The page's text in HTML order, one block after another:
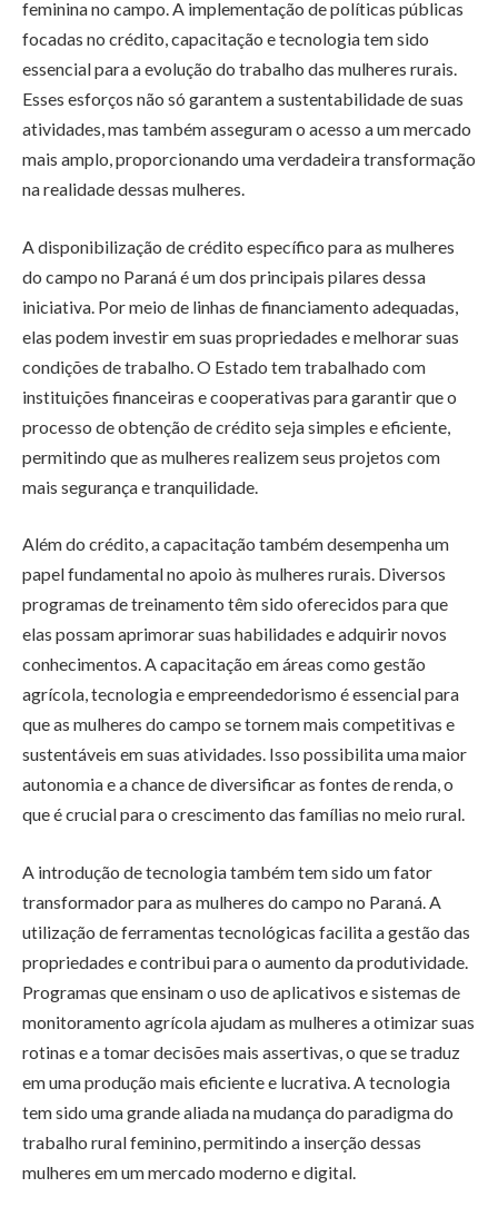
feminina no campo. A implementação de políticas públicas
focadas no crédito, capacitação e tecnologia tem sido
essencial para a evolução do trabalho das mulheres rurais.
Esses esforços não só garantem a sustentabilidade de suas
atividades, mas também asseguram o acesso a um mercado
mais amplo, proporcionando uma verdadeira transformação
na realidade dessas mulheres.
A disponibilização de crédito específico para as mulheres
do campo no Paraná é um dos principais pilares dessa
iniciativa. Por meio de linhas de financiamento adequadas,
elas podem investir em suas propriedades e melhorar suas
condições de trabalho. O Estado tem trabalhado com
instituições financeiras e cooperativas para garantir que o
processo de obtenção de crédito seja simples e eficiente,
permitindo que as mulheres realizem seus projetos com
mais segurança e tranquilidade.
Além do crédito, a capacitação também desempenha um
papel fundamental no apoio às mulheres rurais. Diversos
programas de treinamento têm sido oferecidos para que
elas possam aprimorar suas habilidades e adquirir novos
conhecimentos. A capacitação em áreas como gestão
agrícola, tecnologia e empreendedorismo é essencial para
que as mulheres do campo se tornem mais competitivas e
sustentáveis em suas atividades. Isso possibilita uma maior
autonomia e a chance de diversificar as fontes de renda, o
que é crucial para o crescimento das famílias no meio rural.
A introdução de tecnologia também tem sido um fator
transformador para as mulheres do campo no Paraná. A
utilização de ferramentas tecnológicas facilita a gestão das
propriedades e contribui para o aumento da produtividade.
Programas que ensinam o uso de aplicativos e sistemas de
monitoramento agrícola ajudam as mulheres a otimizar suas
rotinas e a tomar decisões mais assertivas, o que se traduz
em uma produção mais eficiente e lucrativa. A tecnologia
tem sido uma grande aliada na mudança do paradigma do
trabalho rural feminino, permitindo a inserção dessas
mulheres em um mercado moderno e digital.